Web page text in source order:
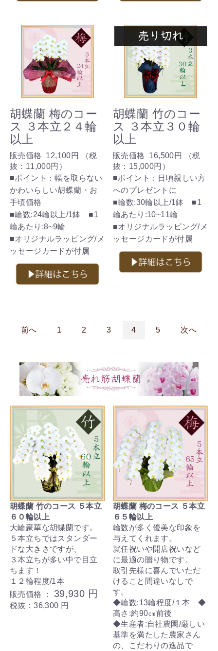
胡蝶蘭 梅のコー
ス ３本立２４輪
以上
販売価格 12,100円
（税
抜： 11,000円 ）
■ポイント：幅を取らない
かわいらしい胡蝶蘭・お
手頃価格
■輪数:24輪以上/1鉢 ■1
輪あたり:8~9輪
■オリジナルラッピング/メ
ッセージカードが付属
胡蝶蘭 竹のコー
ス ３本立３０輪
以上
販売価格 16,500円
（税
抜： 15,000円 ）
■ポイント：日頃親しい方
へのプレゼントに
■輪数:30輪以上/1鉢 ■1
輪あたり:10~11輪
■オリジナルラッピング/メ
ッセージカードが付属
前へ 1 2 3 4 5 次へ
胡蝶蘭 竹のコース ５本立
６０輪以上
大輪豪華な胡蝶蘭です。
５本立ちではスタンダー
ドな大きさですが、
３本立ちが多い中で目立
ちます！
１２輪程度/1本
販売価格 ： 39,930 円
税抜：36,300 円
胡蝶蘭 梅のコース ５本立
６５輪以上
輪数が多く優美な印象を
与えてくれます。
就任祝いや開店祝いなど
に最適の贈り物です。
取引先様に喜んでいただ
けること間違いなしで
す。
◆輪数:13輪程度/１本 ◆
高さ:約90㎝前後
◆生産者:自社農園/厳しい
基準を満たした農家さん
の、こだわりの逸品で